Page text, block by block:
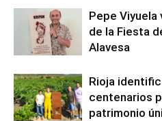
Pepe Viyuela
de la Fiesta
Alavesa
Rioja
centenarios
patrimonio